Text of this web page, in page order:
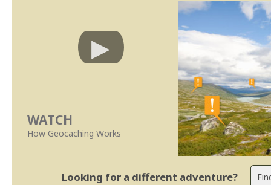
WATCH
How Geocaching Works
Looking for a different adventure?